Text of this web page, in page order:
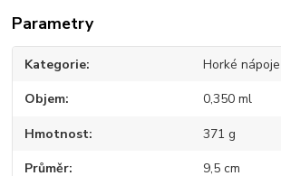
Parametry
Kategorie Horké nápoje
Objem 0,350 ml
Hmotnost 371 g
Průměr 9,5 cm